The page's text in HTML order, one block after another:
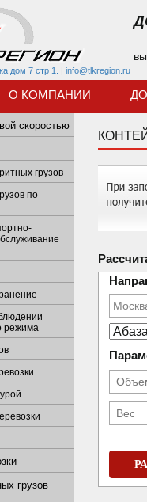
дом 7 стр 1. | info@tlkregion.ru
О КОМПАНИИ
скоростью
грузов
по
режима
грузов